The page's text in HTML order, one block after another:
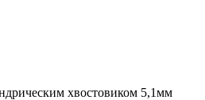
хвостовиком 5,1мм